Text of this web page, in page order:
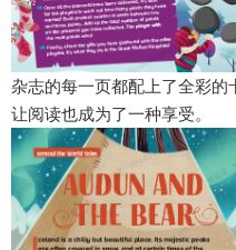
杂志的每一页都配上了全彩的
让阅读也成为了一种享受。